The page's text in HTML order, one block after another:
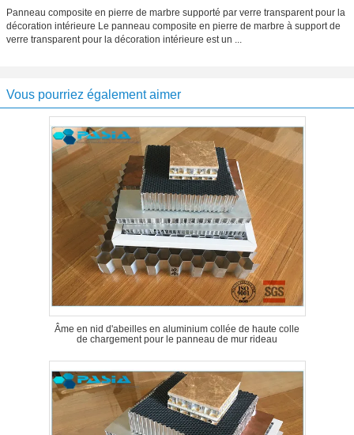
Panneau composite en pierre de marbre supporté par verre transparent pour la
décoration intérieure Le panneau composite en pierre de marbre à support de
verre transparent pour la décoration intérieure est un ...
Vous pourriez également aimer
Âme en nid d'abeilles en aluminium collée de haute colle
de chargement pour le panneau de mur rideau